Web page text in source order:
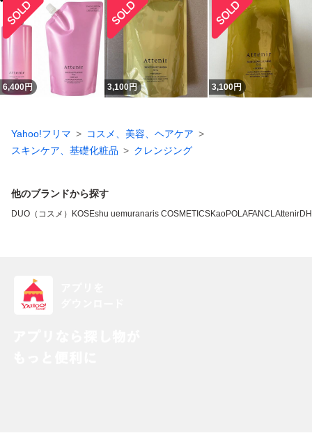
6,400円 3,100円 3,100円
Yahoo!フリマ
コスメ、美容、ヘアケア
スキンケア、基礎化粧品
クレンジング
他のブランドから探す
DUO（コスメ） KOSEshu uemuranaris COSMETICSKaoPOLAFANCLAttenir